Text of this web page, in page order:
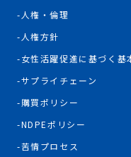
人権・倫理
人権方針
女性活躍促進に基づく基
サプライチェーン
購買ポリシー
NDPEポリシー
苦情プロセス